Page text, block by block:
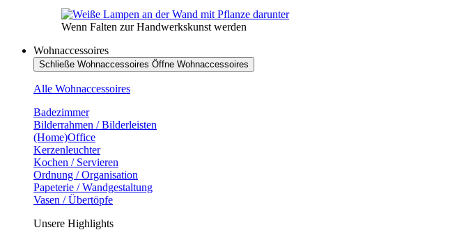
Wenn Falten zur Handwerkskunst werden
Wohnaccessoires
Schließe Wohnaccessoires Öffne Wohnaccessoires
Alle Wohnaccessoires
Badezimmer
Bilderrahmen / Bilderleisten
(Home)Office
Kerzenleuchter
Kochen / Servieren
Ordnung / Organisation
Papeterie / Wandgestaltung
Vasen / Übertöpfe
Unsere Highlights